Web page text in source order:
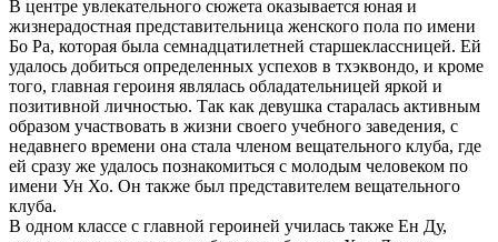
В центре увлекательного сюжета оказывается юная и
жизнерадостная представительница женского пола по имени
Бо Ра, которая была семнадцатилетней старшеклассницей. Ей
удалось добиться определенных успехов в тхэквондо, и кроме
того, главная героиня являлась обладательницей яркой и
позитивной личностью. Так как девушка старалась активным
образом участвовать в жизни своего учебного заведения, с
недавнего времени она стала членом вещательного клуба, где
ей сразу же удалось познакомиться с молодым человеком по
имени Ун Хо. Он также был представителем вещательного
клуба.
В одном классе с главной героиней училась также Ен Ду,